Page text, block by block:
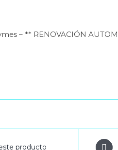
– ** RENOVACIÓN
producto